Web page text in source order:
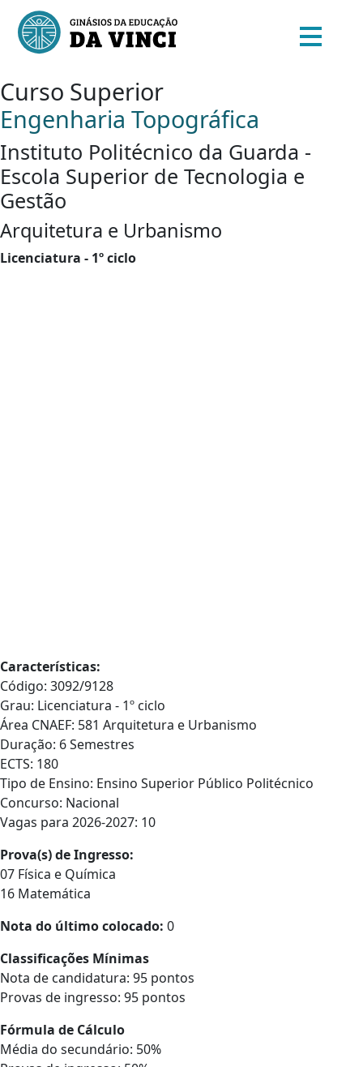
Curso Superior
Engenharia Topográfica
Instituto Politécnico da Guarda -
Escola Superior de Tecnologia e
Gestão
Arquitetura e Urbanismo
Licenciatura - 1º ciclo
Características:
Código: 3092/9128
Grau: Licenciatura - 1º ciclo
Área CNAEF: 581 Arquitetura e Urbanismo
Duração: 6 Semestres
ECTS: 180
Tipo de Ensino: Ensino Superior Público Politécnico
Concurso: Nacional
Vagas para 2026-2027: 10
Prova(s) de Ingresso:
07 Física e Química
16 Matemática
Nota do último colocado: 0
Classificações Mínimas
Nota de candidatura: 95 pontos
Provas de ingresso: 95 pontos
Fórmula de Cálculo
Média do secundário: 50%